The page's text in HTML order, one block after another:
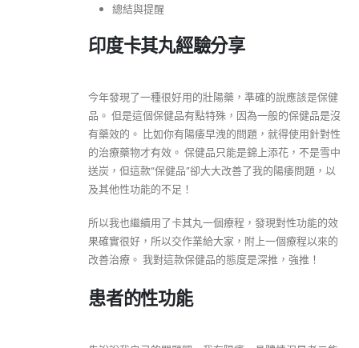
總結與提醒
印度卡其丸經驗分享
今年發現了一種很好用的壯陽藥，準確的說應該是保健
品。 但是這個保健品有點特殊，因為一般的保健品是沒
有藥效的。 比如你有陽痿早洩的問題，就得使用針對性
的治療藥物才有效。 保健品只能是錦上添花，不是雪中
送炭，但這款“保健品”卻大大改善了我的陽痿問題，以
及其他性功能的不足！
所以我也繼續用了卡其丸一個療程，發現對性功能的效
果確實很好，所以交作業給大家，附上一個療程以來的
改善治療。 我對這款保健品的態度是深推，強推！
患者的性功能